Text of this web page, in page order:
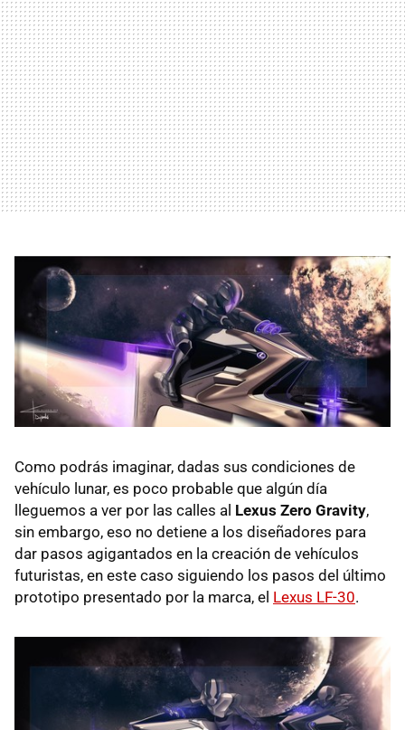
Como podrás imaginar, dadas sus condiciones de
vehículo lunar, es poco probable que algún día
lleguemos a ver por las calles al Lexus Zero Gravity,
sin embargo, eso no detiene a los diseñadores para
dar pasos agigantados en la creación de vehículos
futuristas, en este caso siguiendo los pasos del último
prototipo presentado por la marca, el Lexus LF-30.